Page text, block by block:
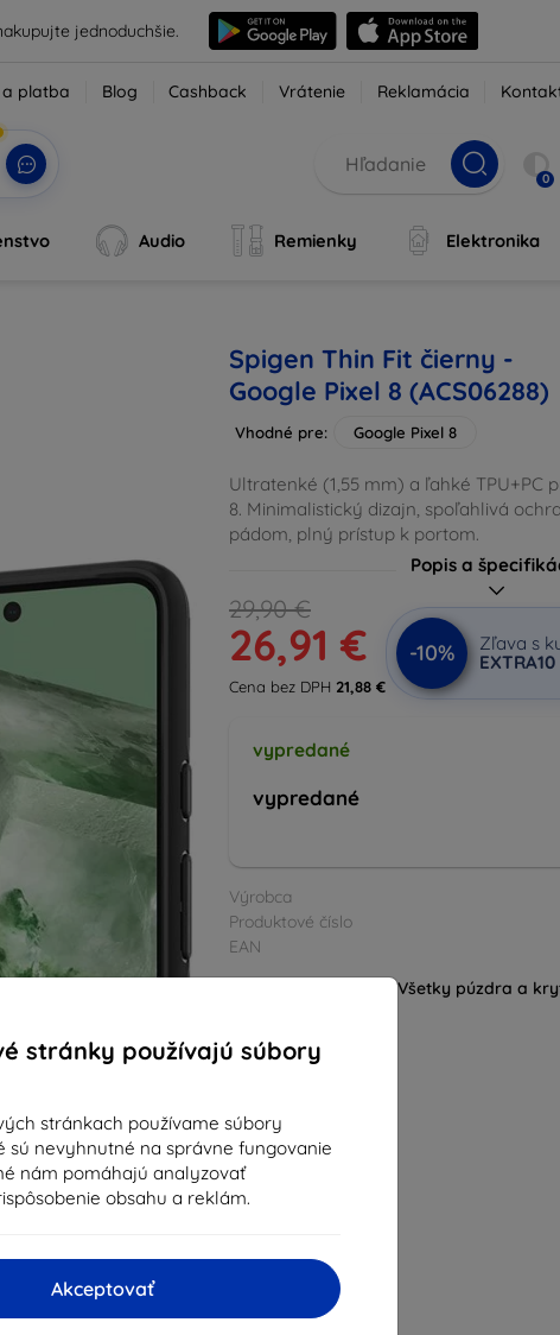
jednoduchšie.
stránky používajú súbory
stránkach používame súbory
sú nevyhnutné na správne fungovanie
nám pomáhajú analyzovať
obsahu a reklám.
Akceptovať
platba Blog Cashback Vrátenie Reklamácia
0
Audio Remienky Elektronika
Spigen Thin Fit čierny -
Google Pixel 8 (ACS06288)
Vhodné pre: Google Pixel 8
Ultratenké (1,55 mm) a ľahké TPU+PC
8. Minimalistický dizajn, spoľahlivá
pádom, plný prístup k portom.
Popis a
29,90 €
26,91 €
Cena bez DPH 21,88 €
-10%
Zľava s
EXTRA10
vypredané
vypredané
Výrobca
Produktové číslo
EAN
Všetky púzdra a